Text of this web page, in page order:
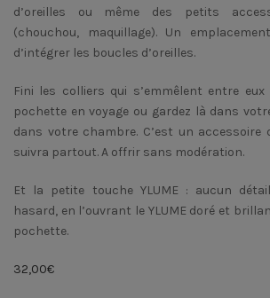
d’oreilles ou même des petits
(chouchou, maquillage). Un
d’intégrer les boucles d’oreilles.
Fini les colliers qui s’emmêlent entre
pochette en voyage ou gardez là dans
dans votre chambre. C’est un accessoire
suivra partout. A offrir sans modération.
Et la petite touche YLUME : aucun
hasard, en l’ouvrant le YLUME doré et
pochette.
32,00€